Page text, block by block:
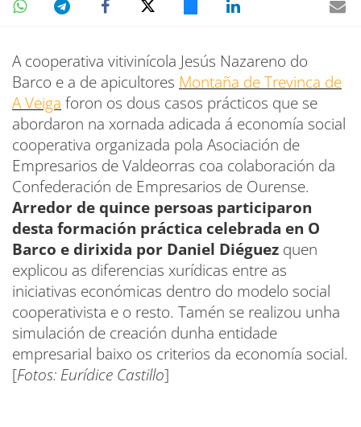
A cooperativa vitivinícola Jesús Nazareno do
Barco e a de apicultores Montaña de Trevinca de
A Veiga foron os dous casos prácticos que se
abordaron na xornada adicada á economía social
cooperativa organizada pola Asociación de
Empresarios de Valdeorras coa colaboración da
Confederación de Empresarios de Ourense.
Arredor de quince persoas participaron
desta formación práctica celebrada en O
Barco e dirixida por Daniel Diéguez quen
explicou as diferencias xurídicas entre as
iniciativas económicas dentro do modelo social
cooperativista e o resto. Tamén se realizou unha
simulación de creación dunha entidade
empresarial baixo os criterios da economía social.
[Fotos: Eurídice Castillo]